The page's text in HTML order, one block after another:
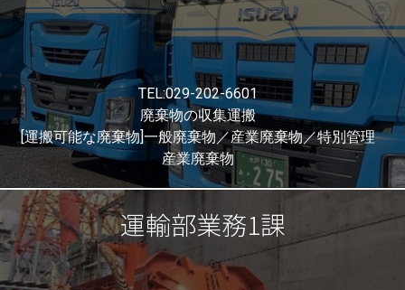
TEL:029-202-6601
廃棄物の収集運搬
[運搬可能な廃棄物]一般廃棄物／産業廃棄物／特別管理
産業廃棄物
運輸部運送課
運輸部業務1課